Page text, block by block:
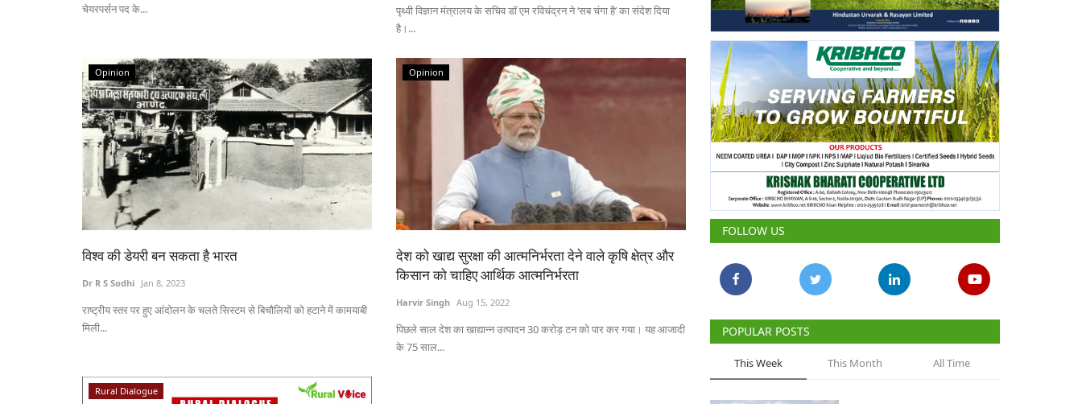
चेयरपर्सन पद के...
पृथ्वी विज्ञान मंत्रालय के सचिव डॉ एम रविचंद्रन ने ‘सब चंगा है’ का संदेश दिया
है।...
Opinion
विश्व की डेयरी बन सकता है भारत
Dr R S Sodhi Jan 8, 2023
राष्ट्रीय स्तर पर हुए आंदोलन के चलते सिस्टम से बिचौलियों को हटाने में कामयाबी
मिली...
Opinion
देश को खाद्य सुरक्षा की आत्मनिर्भरता देने वाले कृषि क्षेत्र और
किसान को चाहिए आर्थिक आत्मनिर्भरता
Harvir Singh Aug 15, 2022
पिछले साल देश का खाद्यान्न उत्पादन 30 करोड़ टन को पार कर गया। यह आजादी
के 75 साल...
Rural Dialogue
FOLLOW US
POPULAR POSTS
This Week This Month All Time